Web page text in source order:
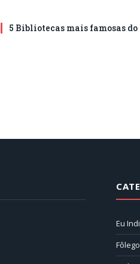
5 Bibliotecas mais famosas
Eu
Fôlego